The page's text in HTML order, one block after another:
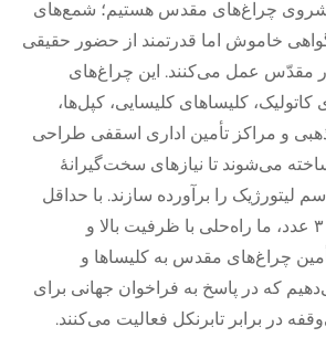
پیشروی چراغ‌های مقدس هستیم؛ شمع‌های
خاموش اما قدرتمند از حضور حقیقی
عمل می‌کنند. این چراغ‌های
کلیساهای کلیسایی، کپل‌ها،
و مراکز تأمین اداری اسقفی طراحی
می‌شوند تا نیازهای سخت‌گیرانهٔ
لیتورژیک را برآورده سازند. با حداقل
سفارش (MOQ) ۳۰۰۰ عدد، ما راه‌حلی با ظرفیت بالا و
چراغ‌های مقدس به کلیساها و
که در پاسخ به فراخوان جهانی برای
در برابر تابرنکل فعالیت می‌کنند.